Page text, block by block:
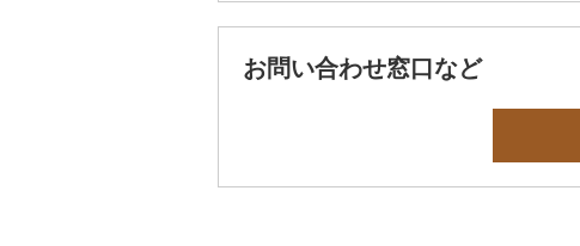
お問い合わせ窓口など